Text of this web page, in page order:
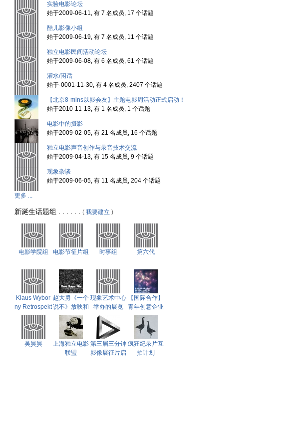
实验电影论坛
始于2009-06-11, 有 7 名成员, 17 个话题
酷儿影像小组
始于2009-06-19, 有 7 名成员, 11 个话题
独立电影民间活动论坛
始于2009-06-08, 有 6 名成员, 61 个话题
灌水/闲话
始于-0001-11-30, 有 4 名成员, 2407 个话题
【北京8-mins以影会友】主题电影周活动正式启动！
始于2010-11-13, 有 1 名成员, 1 个话题
电影中的摄影
始于2009-02-05, 有 21 名成员, 16 个话题
独立电影声音创作与录音技术交流
始于2009-04-13, 有 15 名成员, 9 个话题
现象杂谈
始于2009-06-05, 有 11 名成员, 204 个话题
更多 ...
新诞生话题组 . . . . . . ( 我要建立 )
电影学院组 电影节征片组 时事组 第六代
Klaus Wybor
ny Retrospekt
ive*（）
赵大勇《一个
说不》放映和
讨论(网络远
程)
现象艺术中心
举办的展览
【国际合作】
青年创意企业
家分享会：创
新App经济
吴昊昊
上海独立电影
联盟
第三届三分钟
影像展征片启
疯狂纪录片互
拍计划